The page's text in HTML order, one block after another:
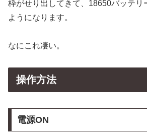
枠がせり出してきて、18650バッテリ
ようになります。
なにこれ凄い。
操作方法
電源ON